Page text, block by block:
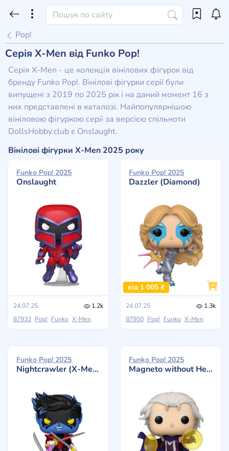
Pop!
Серія X-Men від Funko Pop!
Серія X-Men - це колекція вінілових фігурок від
бренду Funko Pop!. Вінілові фігурки серії були
випущені з 2019 по 2025 рік і на даний момент 16 з
них представлені в каталозі. Найпопулярнішою
вініловою фігуркою серії за версією спільноти
DollsHobby.club є Onslaught.
Вінілові фігурки X-Men 2025 року
Funko Pop! 2025
Onslaught
24.07.25
1.2k
87933 Pop! Funko X-Men
Funko Pop! 2025
Dazzler (Diamond)
від 1 005 ₴
24.07.25
1.3k
87950 Pop! Funko X-Men
Funko Pop! 2025
Nightcrawler (X-Men '97)
Funko Pop! 2025
Magneto without Helmet (X-Men '97)